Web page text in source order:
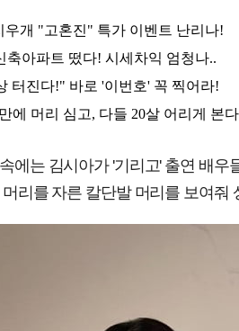
에는 김시아가 '기리고' 출연 배
리를 자른 칼단발 머리를 보여줘